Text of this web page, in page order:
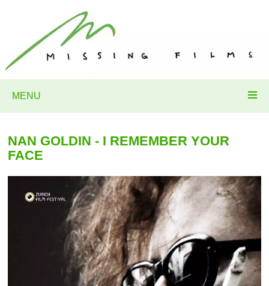
MENU
NAN GOLDIN - I REMEMBER YOUR
FACE